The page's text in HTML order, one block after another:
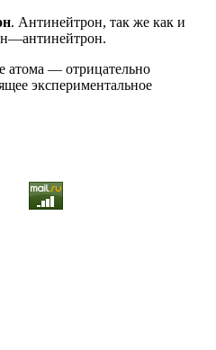
. Антинейтрон, так же как и
атома — отрицательно
экспериментальное